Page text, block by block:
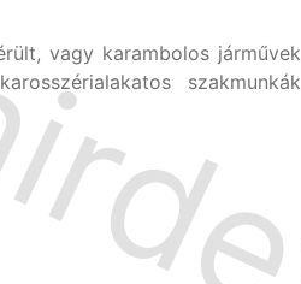
vagy karambolos járművek
szakmunkák